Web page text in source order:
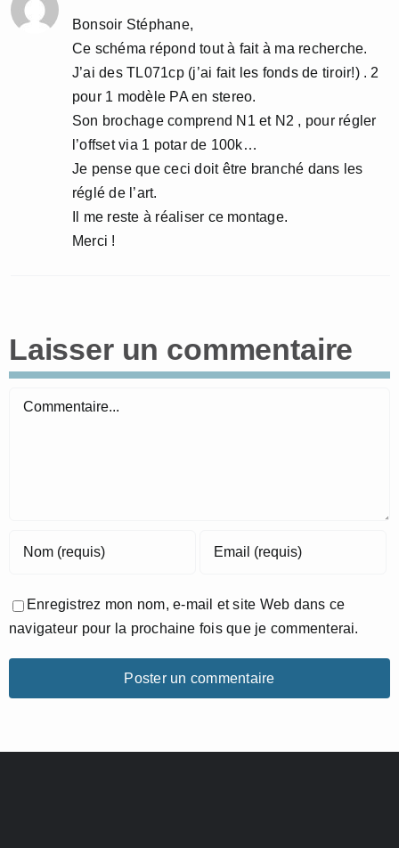
Bonsoir Stéphane,
Ce schéma répond tout à fait à ma recherche.
J’ai des TL071cp (j’ai fait les fonds de tiroir!) . 2
pour 1 modèle PA en stereo.
Son brochage comprend N1 et N2 , pour régler
l’offset via 1 potar de 100k…
Je pense que ceci doit être branché dans les
réglé de l’art.
Il me reste à réaliser ce montage.
Merci !
Laisser un commentaire
Commentaire
Enregistrez mon nom, e-mail et site Web dans ce
navigateur pour la prochaine fois que je commenterai.